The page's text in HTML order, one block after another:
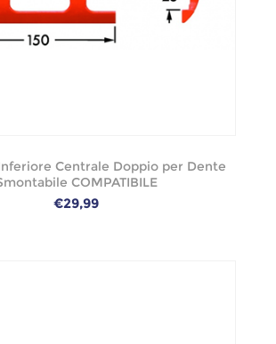
Centrale Doppio per Dente
COMPATIBILE
€29,99